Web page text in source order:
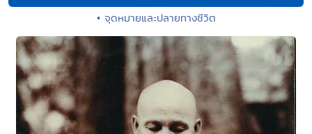
• จุดหมายและปลายทางชีวิต